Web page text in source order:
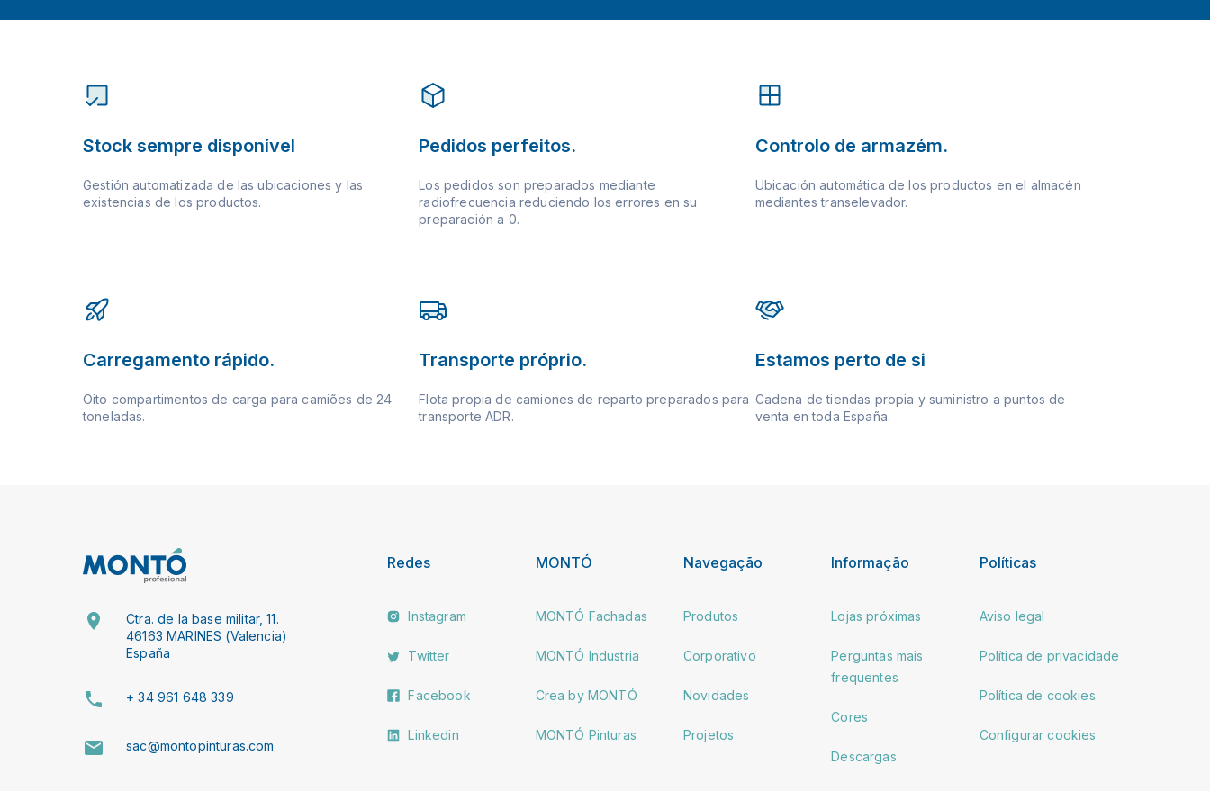
Stock sempre disponível
Gestión automatizada de las ubicaciones y las
existencias de los productos.
Pedidos perfeitos.
Los pedidos son preparados mediante
radiofrecuencia reduciendo los errores en su
preparación a 0.
Controlo de armazém.
Ubicación automática de los productos en el almacén
mediantes transelevador.
Carregamento rápido.
Oito compartimentos de carga para camiões de 24
toneladas.
Transporte próprio.
Flota propia de camiones de reparto preparados para
transporte ADR.
Estamos perto de si
Cadena de tiendas propia y suministro a puntos de
venta en toda España.
Ctra. de la base militar, 11.
46163 MARINES (Valencia)
España
+ 34 961 648 339
sac@montopinturas.com
Redes
Instagram
Twitter
Facebook
Linkedin
MONTÓ
MONTÓ Fachadas
MONTÓ Industria
Crea by MONTÓ
MONTÓ Pinturas
Navegação
Produtos
Corporativo
Novidades
Projetos
Informação
Lojas próximas
Perguntas mais
frequentes
Cores
Descargas
Políticas
Aviso legal
Política de privacidade
Política de cookies
Configurar cookies